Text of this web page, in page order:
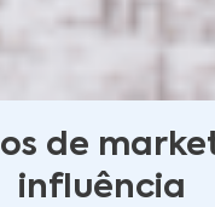
de
influência